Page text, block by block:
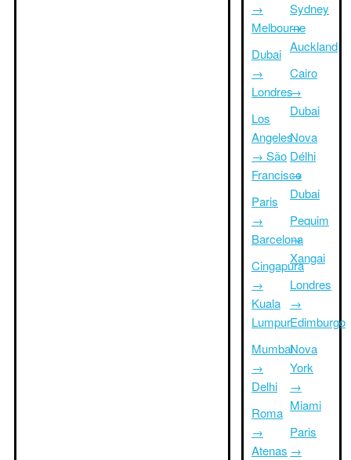
→
Melbourne
Dubai
→
Londres
Los
Angeles
→ São
Francisco
Paris
→
Barcelona
Cingapura
→
Kuala
Lumpur
Mumbai
→
Delhi
Roma
→
Atenas
Sydney
→
Auckland
Cairo
→
Dubai
Nova
Délhi
→
Dubai
Pequim
→
Xangai
Londres
→
Edimburgo
Nova
York
→
Miami
Paris
→